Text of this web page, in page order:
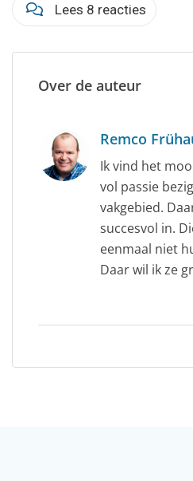
Lees 8 reacties
Over de auteur
Remco
Ik vind het
vol passie
vakgebied.
succesvol in.
eenmaal niet
Daar wil ik ze